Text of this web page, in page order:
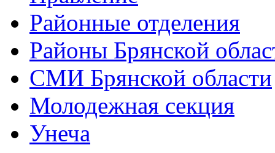
Районные отделения
Районы Брянской
СМИ Брянской области
Молодежная секция
Унеча